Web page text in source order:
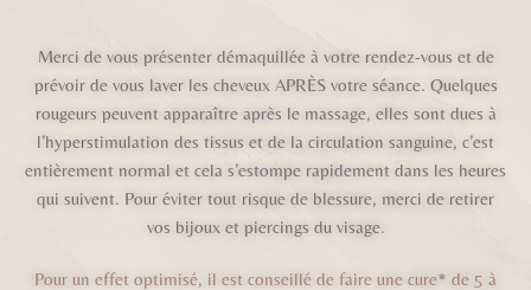
Merci de vous présenter démaquillée à votre rendez-vous et de
prévoir de vous laver les cheveux APRÈS votre séance. Quelques
rougeurs peuvent apparaître après le massage, elles sont dues à
l’hyperstimulation des tissus et de la circulation sanguine, c’est
entièrement normal et cela s’estompe rapidement dans les heures
qui suivent. Pour éviter tout risque de blessure, merci de retirer
vos bijoux et piercings du visage.
Pour un effet optimisé, il est conseillé de faire une cure* de 5 à